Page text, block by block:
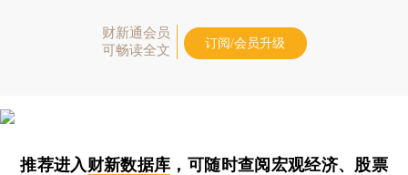
财新通会员
可畅读全文
订阅/会员升级
推荐进入财新数据库 ，可随时查阅宏观经济、股票